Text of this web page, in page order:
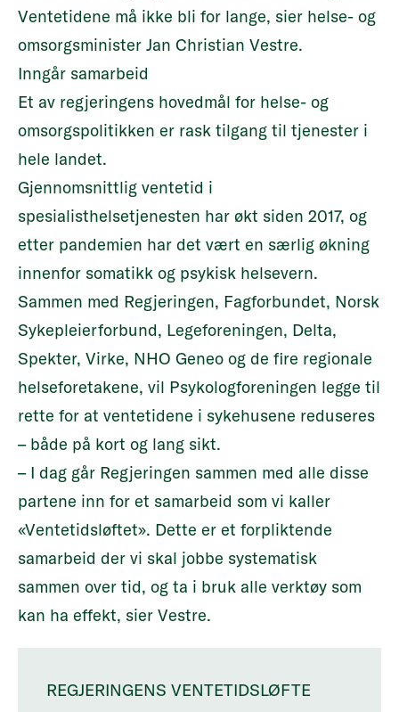
Ventetidene må ikke bli for lange, sier helse- og
omsorgsminister Jan Christian Vestre.
Inngår samarbeid
Et av regjeringens hovedmål for helse- og
omsorgspolitikken er rask tilgang til tjenester i
hele landet.
Gjennomsnittlig ventetid i
spesialisthelsetjenesten har økt siden 2017, og
etter pandemien har det vært en særlig økning
innenfor somatikk og psykisk helsevern.
Sammen med Regjeringen, Fagforbundet, Norsk
Sykepleierforbund, Legeforeningen, Delta,
Spekter, Virke, NHO Geneo og de fire regionale
helseforetakene, vil Psykologforeningen legge til
rette for at ventetidene i sykehusene reduseres
– både på kort og lang sikt.
– I dag går Regjeringen sammen med alle disse
partene inn for et samarbeid som vi kaller
«Ventetidsløftet». Dette er et forpliktende
samarbeid der vi skal jobbe systematisk
sammen over tid, og ta i bruk alle verktøy som
kan ha effekt, sier Vestre.
REGJERINGENS VENTETIDSLØFTE